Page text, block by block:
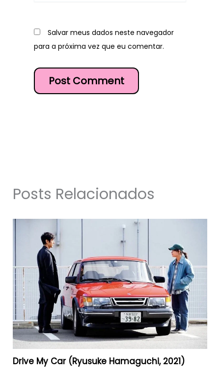
Salvar meus dados neste navegador
para a próxima vez que eu comentar.
Posts Relacionados
Drive My Car (Ryusuke Hamaguchi, 2021)